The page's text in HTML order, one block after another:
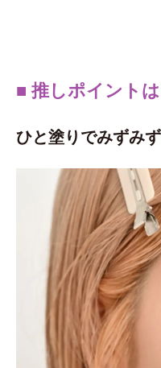
■ 推しポイントは
ひと塗りでみずみ